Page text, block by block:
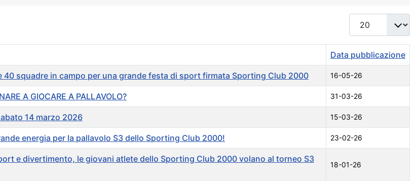
Visualizza #
Data pubblicazione
squadre in campo per una grande festa di sport firmata Sporting Club 2000 16-05-26
A GIOCARE A PALLAVOLO? 31-03-26
14 marzo 2026 15-03-26
energia per la pallavolo S3 dello Sporting Club 2000! 23-02-26
e divertimento, le giovani atlete dello Sporting Club 2000 volano al torneo S3
18-01-26